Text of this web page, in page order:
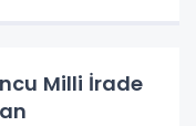
Milli İrade